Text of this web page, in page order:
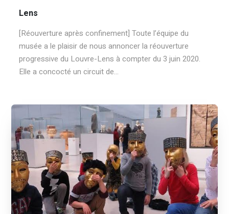
Lens
[Réouverture après confinement] Toute l’équipe du
musée a le plaisir de nous annoncer la réouverture
progressive du Louvre-Lens à compter du 3 juin 2020.
Elle a concocté un circuit de...